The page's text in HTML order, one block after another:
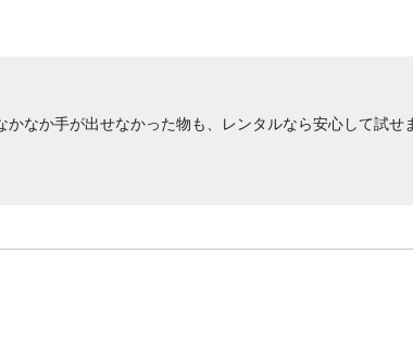
なか手が出せなかった物も、レンタルなら安心して試せ